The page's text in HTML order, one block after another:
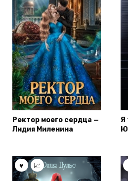
Ректор моего сердца —
Лидия Миленина
Я